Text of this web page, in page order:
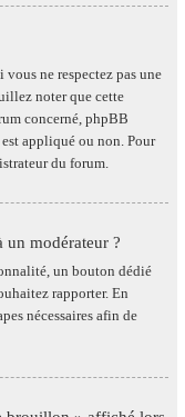
vous ne respectez pas une
noter que cette
concerné, phpBB
appliqué ou non. Pour
du forum.
un modérateur ?
un bouton dédié
rapporter. En
nécessaires afin de